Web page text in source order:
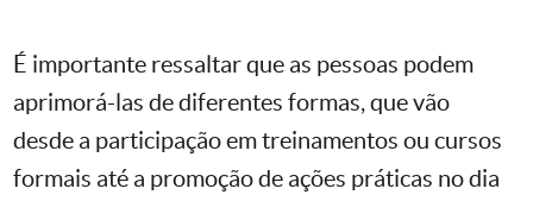
É importante ressaltar que as pessoas podem
aprimorá-las de diferentes formas, que vão
desde a participação em treinamentos ou cursos
formais até a promoção de ações práticas no dia